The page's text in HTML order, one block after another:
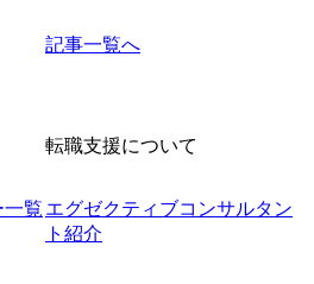
記事一覧へ
一覧
転職支援について
エグゼクティブコンサルタン
ト紹介